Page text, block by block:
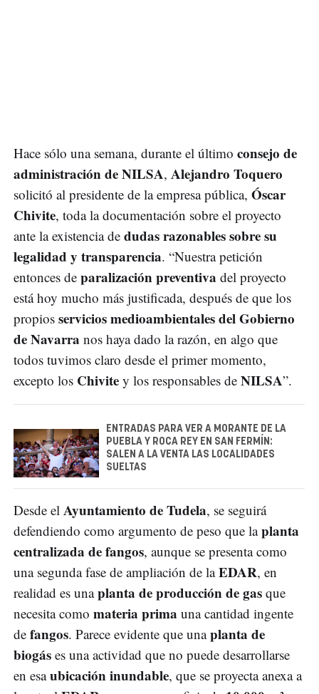
Hace sólo una semana, durante el último consejo de
administración de NILSA, Alejandro Toquero
solicitó al presidente de la empresa pública, Óscar
Chivite, toda la documentación sobre el proyecto
ante la existencia de dudas razonables sobre su
legalidad y transparencia. “Nuestra petición
entonces de paralización preventiva del proyecto
está hoy mucho más justificada, después de que los
propios servicios medioambientales del Gobierno
de Navarra nos haya dado la razón, en algo que
todos tuvimos claro desde el primer momento,
excepto los Chivite y los responsables de NILSA”.
ENTRADAS PARA VER A MORANTE DE LA
PUEBLA Y ROCA REY EN SAN FERMÍN:
SALEN A LA VENTA LAS LOCALIDADES
SUELTAS
Desde el Ayuntamiento de Tudela, se seguirá
defendiendo como argumento de peso que laplanta
centralizada de fangos, aunque se presenta como
una segunda fase de ampliación de laEDAR, en
realidad es unaplanta de producción de gas que
necesita como materia prima una cantidad ingente
de fangos. Parece evidente que unaplanta de
biogás es una actividad que no puede desarrollarse
en esaubicación inundable, que se proyecta anexa a